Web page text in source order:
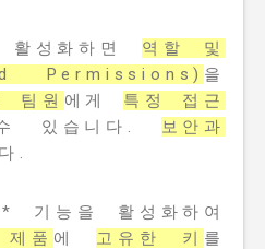
성화하면 역할 및
Permissions) 을
팀원 에게 특정 접근
있습니다. 보안과
.
기능을 활성화하여
품 에 고유한 키 를